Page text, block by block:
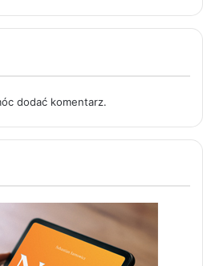
dodać komentarz.